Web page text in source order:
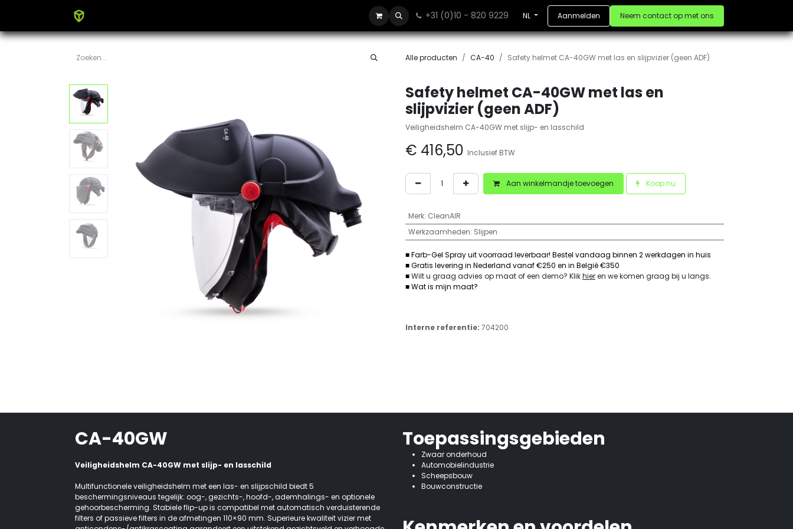
+31 (0)10 - 820 9229 NL Aanmelden Neem contact op met ons
Alle producten CA-40 Safety helmet CA-40GW met las en slijpvizier (geen ADF)
Safety helmet CA-40GW met las en
slijpvizier (geen ADF)
Veiligheidshelm CA-40GW met slijp- en lasschild
€ 416,50 Inclusief BTW
Aan winkelmandje toevoegen Koop nu
Merk: CleanAIR
Werkzaamheden: Slijpen
■ Farb-Gel Spray uit voorraad leverbaar! Bestel vandaag binnen 2 werkdagen in huis
■ Gratis levering in Nederland vanaf €250 en in België €350
■Wilt u graag advies op maat of een demo? Klikhieren we komen graag bij u langs.
■ Wat is mijn maat?
Interne referentie: 704200
CA-40GW
Veiligheidshelm CA-40GW met slijp- en lasschild
Multifunctionele veiligheidshelm met een las- en slijpschild biedt 5
beschermingsniveaus tegelijk: oog-, gezichts-, hoofd-, ademhalings- en optionele
gehoorbescherming. Stabiele flip-up is compatibel met automatisch verduisterende
filters of passieve filters in de afmetingen 110×90 mm. Superieure kwaliteit vizier met
Toepassingsgebieden
Zwaar onderhoud
Automobielindustrie
Scheepsbouw
Bouwconstructie